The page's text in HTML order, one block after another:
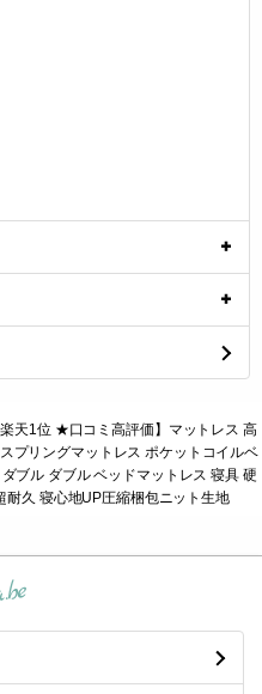
天1位 ★口コミ高評価】マットレス 高
プリングマットレス ポケットコイルベ
ブル ダブル ベッドマットレス 寝具 硬
耐久 寝心地UP圧縮梱包ニット生地